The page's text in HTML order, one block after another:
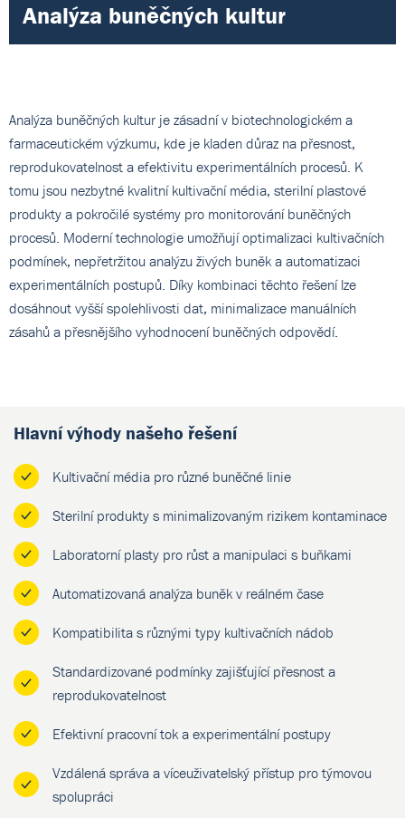
Analýza buněčných kultur
Analýza buněčných kultur je zásadní v biotechnologickém a
farmaceutickém výzkumu, kde je kladen důraz na přesnost,
reprodukovatelnost a efektivitu experimentálních procesů. K
tomu jsou nezbytné kvalitní kultivační média, sterilní plastové
produkty a pokročilé systémy pro monitorování buněčných
procesů. Moderní technologie umožňují optimalizaci kultivačních
podmínek, nepřetržitou analýzu živých buněk a automatizaci
experimentálních postupů. Díky kombinaci těchto řešení lze
dosáhnout vyšší spolehlivosti dat, minimalizace manuálních
zásahů a přesnějšího vyhodnocení buněčných odpovědí.
Hlavní výhody našeho řešení
Kultivační média pro různé buněčné linie
Sterilní produkty s minimalizovaným rizikem kontaminace
Laboratorní plasty pro růst a manipulaci s buňkami
Automatizovaná analýza buněk v reálném čase
Kompatibilita s různými typy kultivačních nádob
Standardizované podmínky zajišťující přesnost a
reprodukovatelnost
Efektivní pracovní tok a experimentální postupy
Vzdálená správa a víceuživatelský přístup pro týmovou
spolupráci